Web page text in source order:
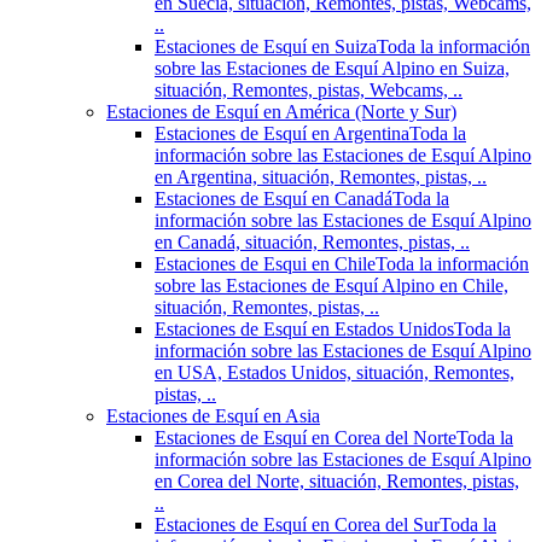
..
Estaciones de Esquí en SuizaToda la información
sobre las Estaciones de Esquí Alpino en Suiza,
situación, Remontes, pistas, Webcams, ..
Estaciones de Esquí en América (Norte y Sur)
Estaciones de Esquí en ArgentinaToda la
información sobre las Estaciones de Esquí Alpino
en Argentina, situación, Remontes, pistas, ..
Estaciones de Esquí en CanadáToda la
información sobre las Estaciones de Esquí Alpino
en Canadá, situación, Remontes, pistas, ..
Estaciones de Esqui en ChileToda la información
sobre las Estaciones de Esquí Alpino en Chile,
situación, Remontes, pistas, ..
Estaciones de Esquí en Estados UnidosToda la
información sobre las Estaciones de Esquí Alpino
en USA, Estados Unidos, situación, Remontes,
pistas, ..
Estaciones de Esquí en Asia
Estaciones de Esquí en Corea del NorteToda la
información sobre las Estaciones de Esquí Alpino
en Corea del Norte, situación, Remontes, pistas,
..
Estaciones de Esquí en Corea del SurToda la